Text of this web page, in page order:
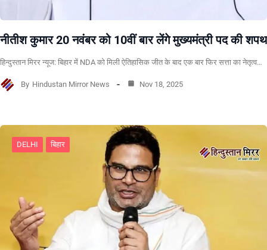
नीतीश कुमार 20 नवंबर को 10वीं बार लेंगे मुख्यमंत्री पद की शपथ
हिन्दुस्तान मिरर न्यूज: बिहार में NDA को मिली ऐतिहासिक जीत के बाद एक बार फिर सत्ता का नेतृत्व…
By Hindustan Mirror News Nov 18, 2025
DELHI बिहार